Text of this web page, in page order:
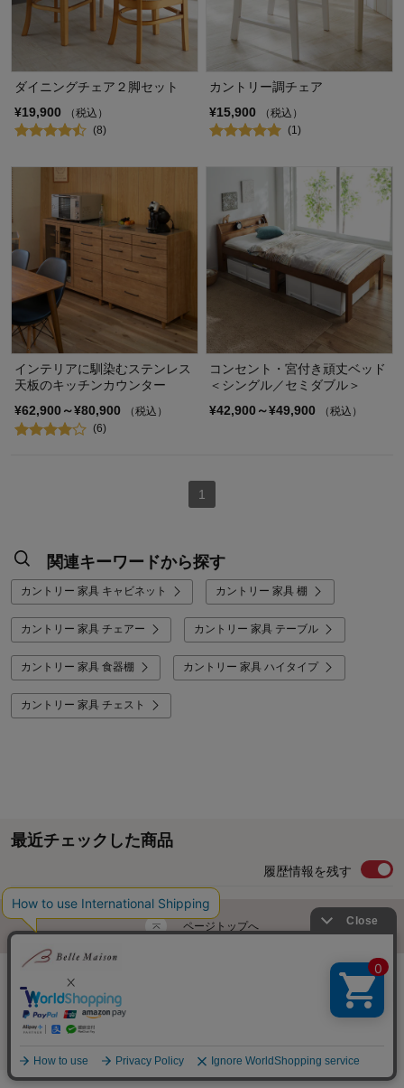
ダイニングチェア２脚セット
¥19,900
（税込）
(8)
カントリー調チェア
¥15,900
（税込）
(1)
インテリアに馴染むステンレス
天板のキッチンカウンター
¥62,900～¥80,900
（税込）
(6)
コンセント・宮付き頑丈ベッド
＜シングル／セミダブル＞
¥42,900～¥49,900
（税込）
1
関連キーワードから探す
カントリー 家具 キャビネット カントリー 家具 棚
カントリー 家具 チェアー カントリー 家具 テーブル
カントリー 家具 食器棚 カントリー 家具 ハイタイプ
カントリー 家具 チェスト
最近チェックした商品
履歴情報を残す
ページトップへ
ご利用ガイド・お知らせ
サイトマップ